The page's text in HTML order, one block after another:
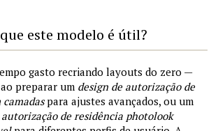
este modelo é útil?
gasto recriando layouts do zero —
preparar um design de autorização de
para ajustes avançados, ou um
de residência photolook